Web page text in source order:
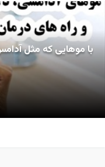
با موهایی که مثل